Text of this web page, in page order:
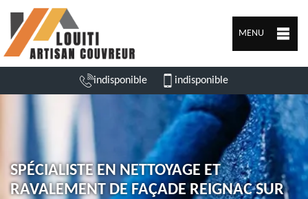
MENU
indisponible indisponible
SPÉCIALISTE EN NETTOYAGE ET
RAVALEMENT DE FAÇADE REIGNAC SUR